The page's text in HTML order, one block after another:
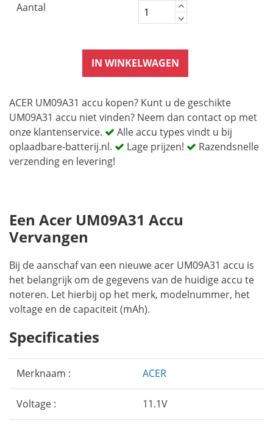
Aantal
IN WINKELWAGEN
ACER UM09A31 accu kopen? Kunt u de geschikte
UM09A31 accu niet vinden? Neem dan contact op met
onze klantenservice.
Alle accu types vindt u bij
oplaadbare-batterij.nl.
Lage prijzen!
Razendsnelle
verzending en levering!
Een Acer UM09A31 Accu
Vervangen
Bij de aanschaf van een nieuwe acer UM09A31 accu is
het belangrijk om de gegevens van de huidige accu te
noteren. Let hierbij op het merk, modelnummer, het
voltage en de capaciteit (mAh).
Specificaties
Merknaam : ACER
Voltage : 11.1V